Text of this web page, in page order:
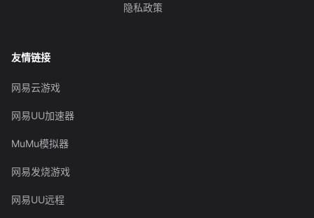
隐私政策
友情链接
网易云游戏
网易UU加速器
MuMu模拟器
网易发烧游戏
网易UU远程